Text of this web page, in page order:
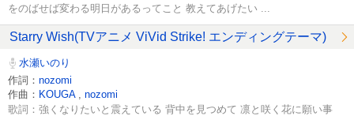
をのばせば変わる明日があるってこと 教えてあげたい ...
Starry Wish(TVアニメ ViVid Strike! エンディングテーマ)
水瀬いのり
作詞： nozomi
作曲： KOUGA nozomi
歌詞：強くなりたいと震えている 背中を見つめて 凛と咲く花に願い事